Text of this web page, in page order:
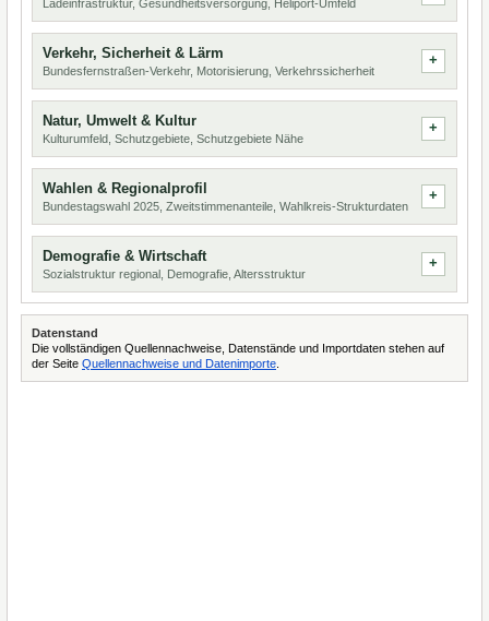
Ladeinfrastruktur, Gesundheitsversorgung, Heliport-Umfeld
Verkehr, Sicherheit & Lärm
Bundesfernstraßen-Verkehr, Motorisierung, Verkehrssicherheit
Natur, Umwelt & Kultur
Kulturumfeld, Schutzgebiete, Schutzgebiete Nähe
Wahlen & Regionalprofil
Bundestagswahl 2025, Zweitstimmenanteile, Wahlkreis-Strukturdaten
Demografie & Wirtschaft
Sozialstruktur regional, Demografie, Altersstruktur
Datenstand
Die vollständigen Quellennachweise, Datenstände und Importdaten stehen auf
der Seite Quellennachweise und Datenimporte